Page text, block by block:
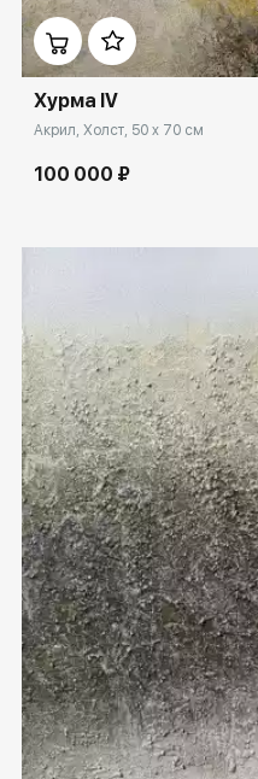
Хурма IV
Акрил, Холст, 50 x 70 см
100 000 ₽